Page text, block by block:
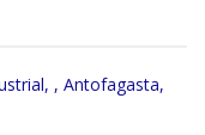
, Antofagasta,